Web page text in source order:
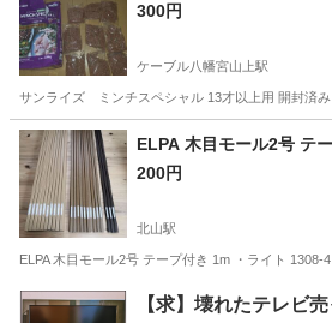
300円
ケーブル八幡宮山上駅
サンライズ ミンチスペシャル 13才以上用 開封済
京都 八幡市 ケーブル八幡宮山上駅
ELPA 木目モール2号 テ
200円
北山駅
ELPA 木目モール2号 テープ付き 1m ・ライト
京都 北山駅 その他 テープ
【求】壊れたテレビ